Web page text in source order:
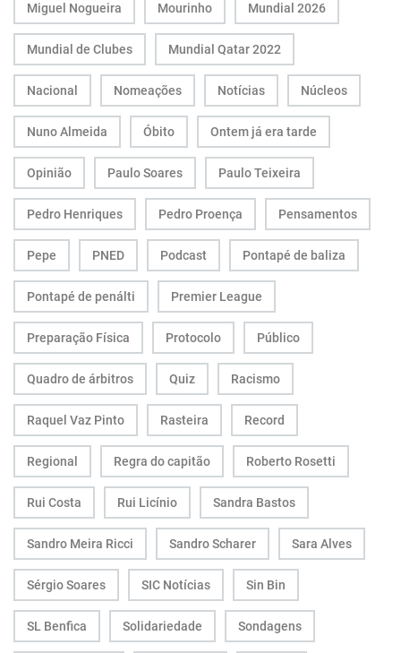
Miguel Nogueira Mourinho Mundial 2026
Mundial de Clubes Mundial Qatar 2022
Nacional Nomeações Notícias Núcleos
Nuno Almeida Óbito Ontem já era tarde
Opinião Paulo Soares Paulo Teixeira
Pedro Henriques Pedro Proença Pensamentos
Pepe PNED Podcast Pontapé de baliza
Pontapé de penálti Premier League
Preparação Física Protocolo Público
Quadro de árbitros Quiz Racismo
Raquel Vaz Pinto Rasteira Record
Regional Regra do capitão Roberto Rosetti
Rui Costa Rui Licínio Sandra Bastos
Sandro Meira Ricci Sandro Scharer Sara Alves
Sérgio Soares SIC Notícias Sin Bin
SL Benfica Solidariedade Sondagens